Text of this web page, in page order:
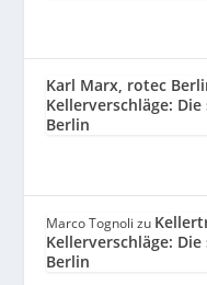
Karl Marx, rotec
Kellerverschläge:
Berlin
Marco Tognoli zu
Kellerverschläge:
Berlin